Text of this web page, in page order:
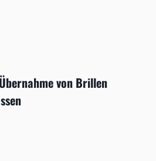
von Brillen